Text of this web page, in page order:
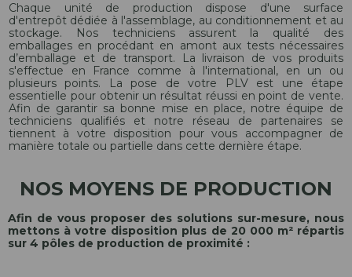
Chaque unité de production dispose d'une surface
d'entrepôt dédiée à l'assemblage, au conditionnement et au
stockage. Nos techniciens assurent la qualité des
emballages en procédant en amont aux tests nécessaires
d’emballage et de transport. La livraison de vos produits
s'effectue en France comme à l'international, en un ou
plusieurs points. La pose de votre PLV est une étape
essentielle pour obtenir un résultat réussi en point de vente.
Afin de garantir sa bonne mise en place, notre équipe de
techniciens qualifiés et notre réseau de partenaires se
tiennent à votre disposition pour vous accompagner de
manière totale ou partielle dans cette dernière étape.
NOS MOYENS DE PRODUCTION
Afin de vous proposer des solutions sur-mesure, nous
mettons à votre disposition plus de 20 000 m² répartis
sur 4 pôles de production de proximité :